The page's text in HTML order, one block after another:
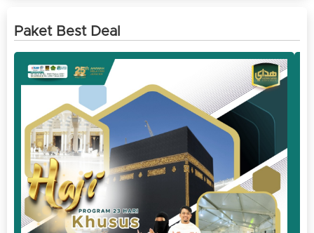
Paket Best Deal